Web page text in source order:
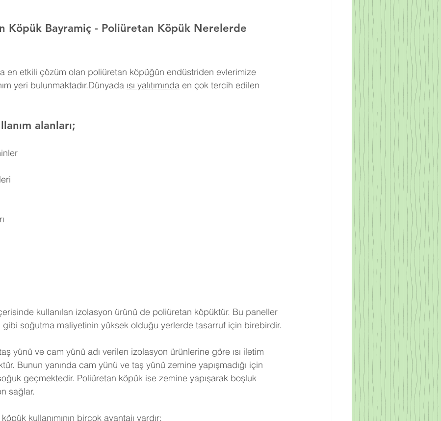
Köpük Bayramiç - Poliüretan Köpük Nerelerde
en etkili çözüm olan poliüretan köpüğün endüstriden evlerimize
yeri bulunmaktadır.Dünyada ısı yalıtımında en çok tercih edilen
alanları;
kullanılan izolasyon ürünü de poliüretan köpüktür. Bu paneller
gibi soğutma maliyetinin yüksek olduğu yerlerde tasarruf için birebirdir.
yünü ve cam yünü adı verilen izolasyon ürünlerine göre ısı iletim
Bunun yanında cam yünü ve taş yünü zemine yapışmadığı için
geçmektedir. Poliüretan köpük ise zemine yapışarak boşluk
sağlar.
kullanımının birçok avantajı vardır;